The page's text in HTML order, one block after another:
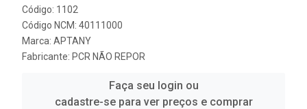
Código: 1102
Código NCM: 40111000
Marca: APTANY
Fabricante: PCR NÃO REPOR
Faça seu login ou
cadastre-se para ver preços e comprar